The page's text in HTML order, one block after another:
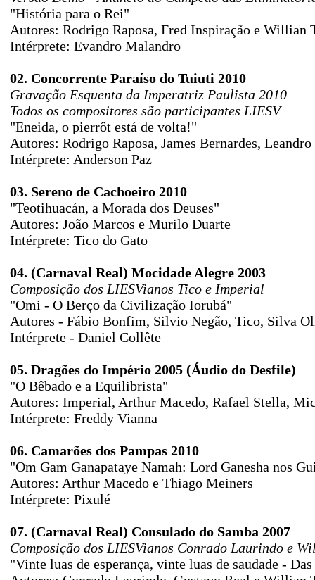
"História para o Rei"
Autores: Rodrigo Raposa, Fred Inspiração e Willian
Intérprete: Evandro Malandro
02. Concorrente Paraíso do Tuiuti 2010
Gravação Esquenta da Imperatriz Paulista 2010
Todos os compositores são participantes LIESV
"Eneida, o pierrôt está de volta!"
Autores: Rodrigo Raposa, James Bernardes,
Intérprete: Anderson Paz
03. Sereno de Cachoeiro 2010
"Teotihuacán, a Morada dos Deuses"
Autores: João Marcos e Murilo Duarte
Intérprete: Tico do Gato
04. (Carnaval Real) Mocidade Alegre 2003
Composição dos LIESVianos Tico e Imperial
"Omi - O Berço da Civilização Iorubá"
Autores - Fábio Bonfim, Silvio Negão, Tico, Silva
Intérprete - Daniel Collête
05. Dragões do Império 2005 (Áudio do Desfile)
"O Bêbado e a Equilibrista"
Autores: Imperial, Arthur Macedo, Rafael Stella,
Intérprete: Freddy Vianna
06. Camarões dos Pampas 2010
"Om Gam Ganapataye Namah: Lord Ganesha nos
Autores: Arthur Macedo e Thiago Meiners
Intérprete: Pixulé
07. (Carnaval Real) Consulado do Samba 2007
Composição dos LIESVianos Conrado Laurindo e
"Vinte luas de esperança, vinte luas de saudade -